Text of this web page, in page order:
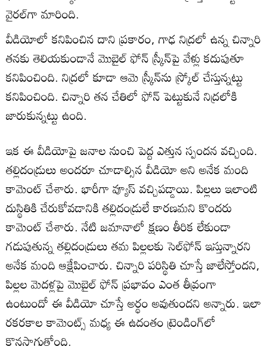
వైరల్‌గా మారింది.
వీడియోలో కనిపించిన దాని ప్రకారం, గాఢ నిద్రలో ఉన్న చిన్నారి
తనకు తెలియకుండానే మొబైల్ ఫోన్ స్క్రీన్‌పై వేళ్లు కదుపుతూ
కనిపించింది. నిద్రలో కూడా ఆమె స్క్రీన్‌ను స్క్రోల్ చేస్తున్నట్టు
కనిపించింది. చిన్నారి తన చేతిలో ఫోన్ పెట్టుకునే నిద్రలోకి
జారుకున్నట్టు ఉంది.
ఇక ఈ వీడియోపై జనాల నుంచి పెద్ద ఎత్తున స్పందన వచ్చింది.
తల్లిదండ్రులు అందరూ చూడాల్సిన వీడియో అని అనేక మంది
కామెంట్ చేశారు. భారీగా వ్యూస్ వచ్చిపడ్డాయి. పిల్లలు ఇలాంటి
దుస్థితికి చేరుకోవడానికి తల్లిదండ్రులే కారణమని కొందరు
కామెంట్ చేశారు. నేటి జమానాలో క్షణం తీరిక లేకుండా
గడుపుతున్న తల్లిదండ్రులు తమ పిల్లలకు సెల్‌ఫోన్ ఇస్తున్నారని
అనేక మంది ఆక్షేపించారు. చిన్నారి పరిస్థితి చూస్తే జాలేస్తోందని,
పిల్లల మెదళ్లపై మొబైల్ ఫోన్ ప్రభావం ఎంత తీవ్రంగా
ఉంటుందో ఈ వీడియో చూస్తే అర్థం అవుతుందని అన్నారు. ఇలా
రకరకాల కామెంట్స్ మధ్య ఈ ఉదంతం ట్రెండింగ్‌లో
కొనసాగుతోంది.